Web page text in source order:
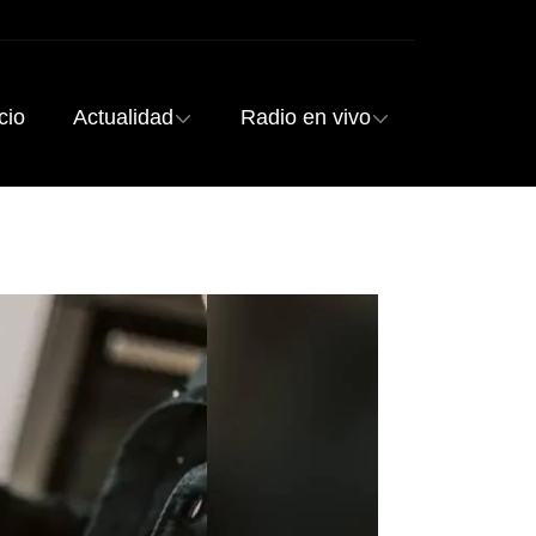
Actualidad Radio en vivo